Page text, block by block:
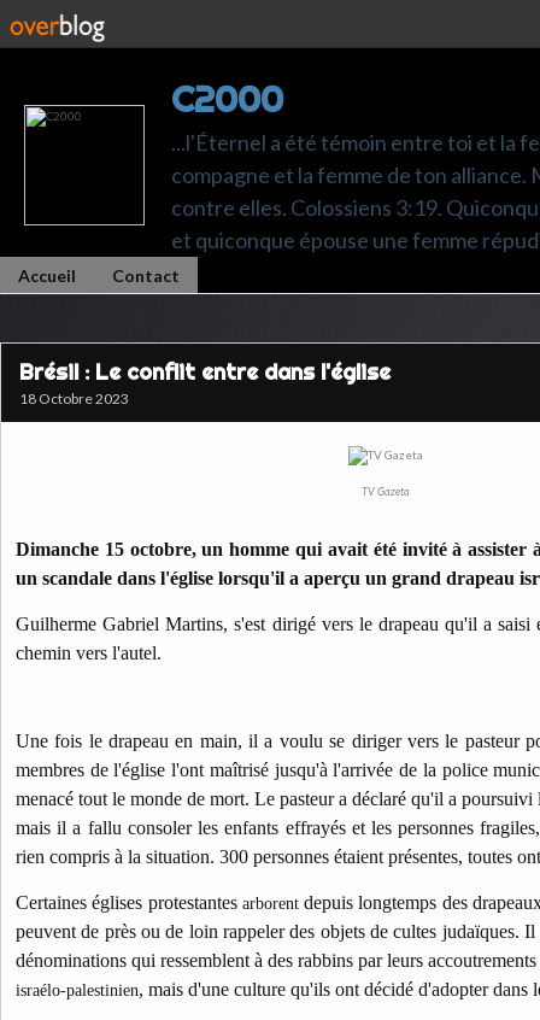
C2000
...l'Éternel a été témoin entre toi et la
compagne et la femme de ton alliance.
contre elles. Colossiens 3:19.
et quiconque épouse une femme
Accueil Contact
Brésil : Le conflit entre dans l'église
18 Octobre 2023
TV Gazeta
Dimanche 15 octobre, un homme qui avait été invité à assister
un scandale dans l'église lorsqu'il a aperçu un grand drapeau
Guilherme Gabriel Martins, s'est dirigé vers le drapeau qu'il a saisi
chemin vers l'autel.
Une fois le drapeau en main, il a voulu se diriger vers le pasteur
membres de l'église l'ont maîtrisé jusqu'à l'arrivée de la police
menacé tout le monde de mort. Le pasteur a déclaré qu'il a poursuivi
mais il a fallu consoler les enfants effrayés et les personnes
rien compris à la situation. 300 personnes étaient présentes, toutes
Certaines églises protestantes arborentdepuis longtemps des
peuvent de près ou de loin rappeler des objets de cultes judaïques. Il
dénominations qui ressemblent à des rabbins par leurs
israélo-palestinien, mais d'une culture qu'ils ont décidé d'adopter dans